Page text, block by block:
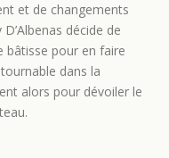
et de changements
décide de
bâtisse pour en faire
dans la
alors pour dévoiler le